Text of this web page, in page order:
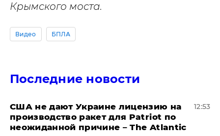
Крымского моста.
Видео БПЛА
Последние новости
США не дают Украине лицензию на
производство ракет для Patriot по
неожиданной причине – The Atlantic
12:53